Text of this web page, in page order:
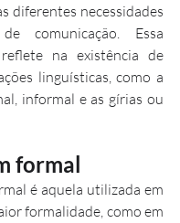
diferentes necessidades
comunicação. Essa
na existência de
linguísticas, como a
informal e as gírias ou
formal
é aquela utilizada em
formalidade, como em